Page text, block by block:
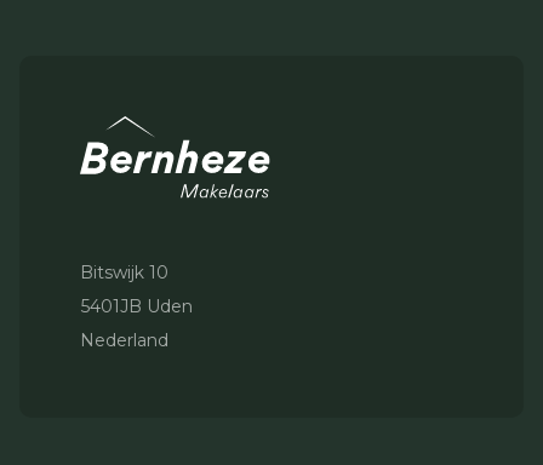
Bitswijk 10
5401JB Uden
Nederland